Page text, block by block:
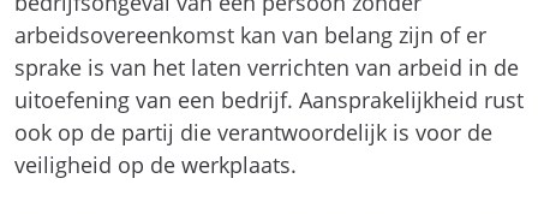
arbeidsovereenkomst kan van belang zijn of er
sprake is van het laten verrichten van arbeid in de
uitoefening van een bedrijf. Aansprakelijkheid rust
ook op de partij die verantwoordelijk is voor de
veiligheid op de werkplaats.